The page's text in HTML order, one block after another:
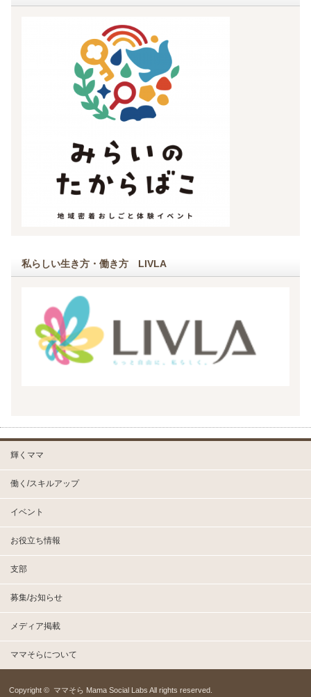
私らしい生き方・働き方 LIVLA
輝くママ
働く/スキルアップ
イベント
お役立ち情報
支部
募集/お知らせ
メディア掲載
ママそらについて
Copyright © ママそら Mama Social Labs All rights reserved.